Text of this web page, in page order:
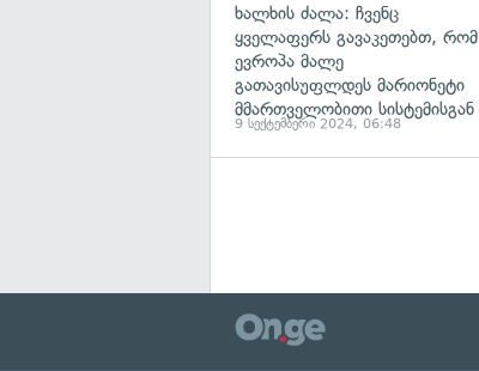
ხალხის ძალა: ჩვენც
ყველაფერს გავაკეთებთ, რომ
ევროპა მალე
გათავისუფლდეს მარიონეტი
მმართველობითი სისტემისგან
9 სექტემბერი 2024, 06:48